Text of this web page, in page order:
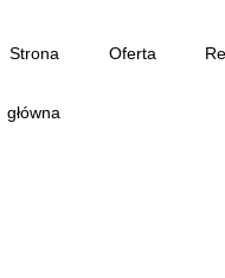
Strona
główna
Oferta